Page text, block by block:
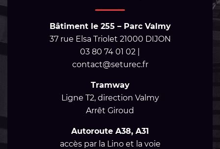
Bâtiment le 255 – Parc Valmy
37 rue Elsa Triolet 21000 DIJON
03 80 74 01 02 |
contact@seturec.fr
Tramway
Ligne T2, direction Valmy
Arrêt Giroud
Autoroute A38, A31
accès par la Lino et la voie